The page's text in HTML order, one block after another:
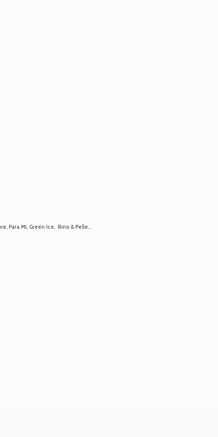
Para Mi, Green Ice, Rino & Pelle...